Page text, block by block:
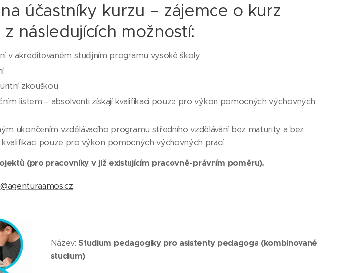
účastníky kurzu – zájemce o kurz
následujících možností:
v akreditovaném studijním programu vysoké školy
zkouškou
listem – absolventi získají kvalifikaci pouze pro výkon pomocných výchovných
ukončením vzdělávacího programu středního vzdělávání bez maturity a bez
kvalifikaci pouze pro výkon pomocných výchovných prací
(pro pracovníky v již existujícím pracovně-právním poměru).
.
Název: Studium pedagogiky pro asistenty pedagoga (kombinované
studium)